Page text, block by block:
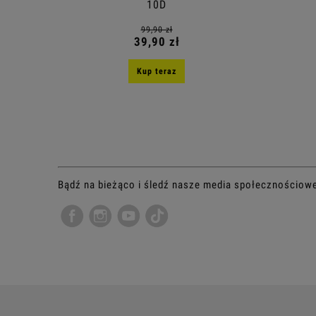
10D
99,90 zł
39,90 zł
Kup teraz
Bądź na bieżąco i śledź nasze media